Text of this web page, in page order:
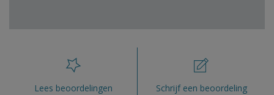
Lees beoordelingen Schrijf een beoordeling